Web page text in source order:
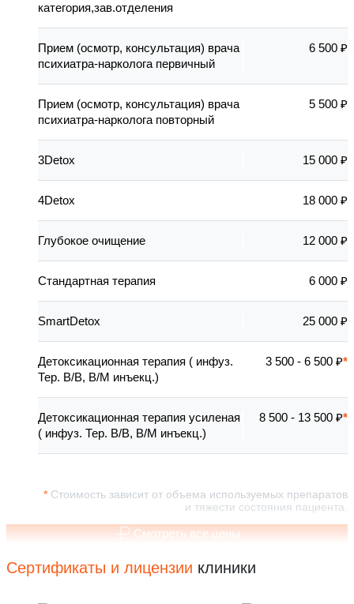
Стоимость зависит от объема используемых препаратов
и тяжести состояния пациента.
категория,зав.отделения
Прием (осмотр, консультация) врача
психиатра-нарколога первичный
6 500 ₽
Прием (осмотр, консультация) врача
психиатра-нарколога повторный
5 500 ₽
3Detox 15 000 ₽
4Detox 18 000 ₽
Глубокое очищение 12 000 ₽
Стандартная терапия 6 000 ₽
SmartDetox 25 000 ₽
Детоксикационная терапия ( инфуз.
Тер. В/В, В/М инъекц.)
3 500 - 6 500 ₽
Детоксикационная терапия усиленая
( инфуз. Тер. В/В, В/М инъекц.)
8 500 - 13 500 ₽
Смотреть все цены
Сертификаты и лицензии клиники